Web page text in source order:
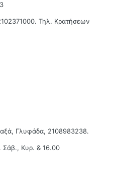
Τηλ. Κρατήσεων
Γλυφάδα, 2108983238.
Κυρ. & 16.00